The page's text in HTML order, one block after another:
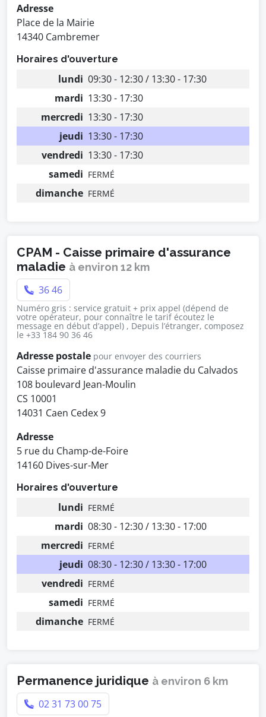
Adresse
Place de la Mairie
14340 Cambremer
Horaires d'ouverture
lundi 09:30 - 12:30 / 13:30 - 17:30
mardi 13:30 - 17:30
mercredi 13:30 - 17:30
jeudi 13:30 - 17:30
vendredi 13:30 - 17:30
samedi FERMÉ
dimanche FERMÉ
CPAM - Caisse primaire d'assurance
maladie à environ 12 km
36 46
Numéro gris : service gratuit + prix appel (dépend de
votre opérateur, pour connaître le tarif écoutez le
message en début d’appel) , Depuis l’étranger, composez
le +33 184 90 36 46
Adresse postale pour envoyer des courriers
Caisse primaire d'assurance maladie du Calvados
108 boulevard Jean-Moulin
CS 10001
14031 Caen Cedex 9
Adresse
5 rue du Champ-de-Foire
14160 Dives-sur-Mer
Horaires d'ouverture
lundi FERMÉ
mardi 08:30 - 12:30 / 13:30 - 17:00
mercredi FERMÉ
jeudi 08:30 - 12:30 / 13:30 - 17:00
vendredi FERMÉ
samedi FERMÉ
dimanche FERMÉ
Permanence juridique à environ 6 km
02 31 73 00 75